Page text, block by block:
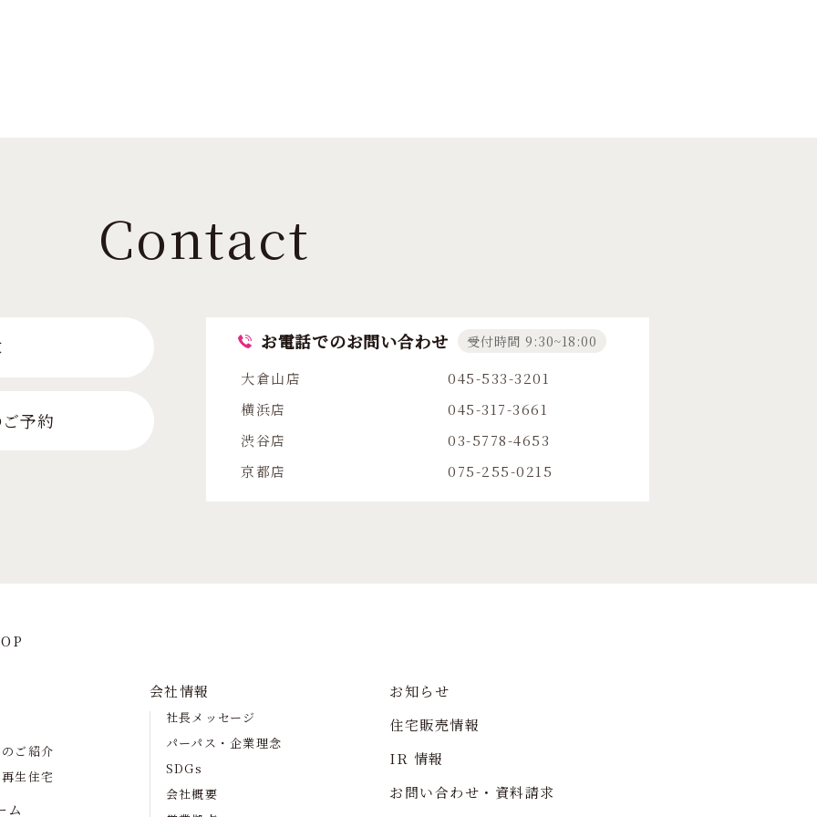
Contact
予約
お電話でのお問い合わせ 受付時間 9:30~18:00
大倉山店
045-533-3201
横浜店
045-317-3661
渋谷店
03-5778-4653
京都店
075-255-0215
ご紹介
生住宅
ム
会社情報
社長メッセージ
パーパス・企業理念
SDGs
会社概要
お知らせ
住宅販売情報
IR 情報
お問い合わせ・資料請求